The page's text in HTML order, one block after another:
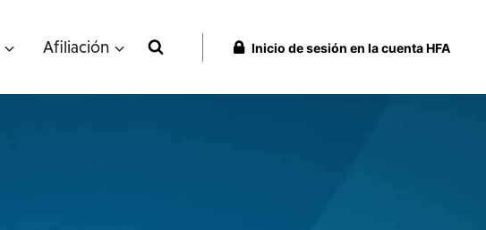
Afiliación Inicio de sesión en la cuenta HFA